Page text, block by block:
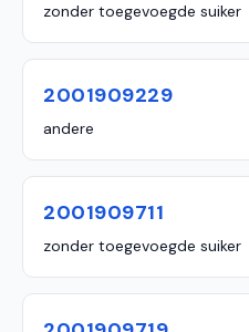
zonder toegevoegde suiker
2001909229
andere
2001909711
zonder toegevoegde suiker